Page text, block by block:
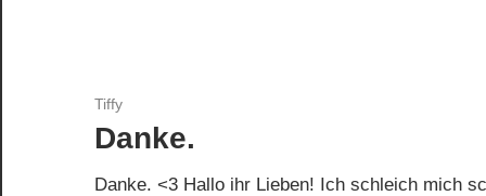
Tiffy
Danke.
Danke. <3 Hallo ihr Lieben! Ich schleich mich